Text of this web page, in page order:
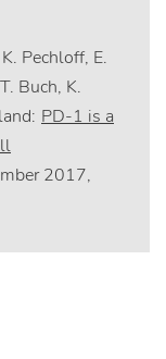
Pechloff, E.
Buch, K.
PD-1 is a
2017,